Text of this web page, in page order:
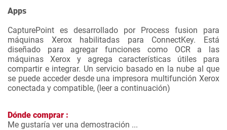
Apps
CapturePoint es desarrollado por Process fusion para
máquinas Xerox habilitadas para ConnectKey. Está
diseñado para agregar funciones como OCR a las
máquinas Xerox y agrega características útiles para
compartir e integrar. Un servicio basado en la nube al que
se puede acceder desde una impresora multifunción Xerox
conectada y compatible, (leer a continuación)
Dónde comprar :
Me gustaría ver una demostración ...